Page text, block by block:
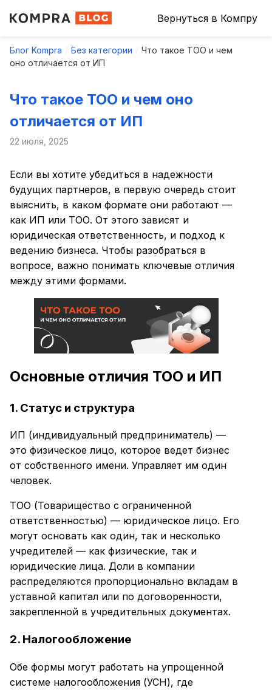
Вернуться в Компру
Блог Kompra Без категории
Что такое ТОО и чем
оно отличается от ИП
Что такое ТОО и чем оно
отличается от ИП
22 июля, 2025
Если вы хотите убедиться в надежности
будущих партнеров, в первую очередь стоит
выяснить, в каком формате они работают —
как ИП или ТОО. От этого зависят и
юридическая ответственность, и подход к
ведению бизнеса. Чтобы разобраться в
вопросе, важно понимать ключевые отличия
между этими формами.
Основные отличия ТОО и ИП
1. Статус и структура
ИП (индивидуальный предприниматель) —
это физическое лицо, которое ведет бизнес
от собственного имени. Управляет им один
человек.
ТОО (Товарищество с ограниченной
ответственностью) — юридическое лицо. Его
могут основать как один, так и несколько
учредителей — как физические, так и
юридические лица. Доли в компании
распределяются пропорционально вкладам в
уставной капитал или по договоренности,
закрепленной в учредительных документах.
2. Налогообложение
Обе формы могут работать на упрощенной
системе налогообложения (УСН), где